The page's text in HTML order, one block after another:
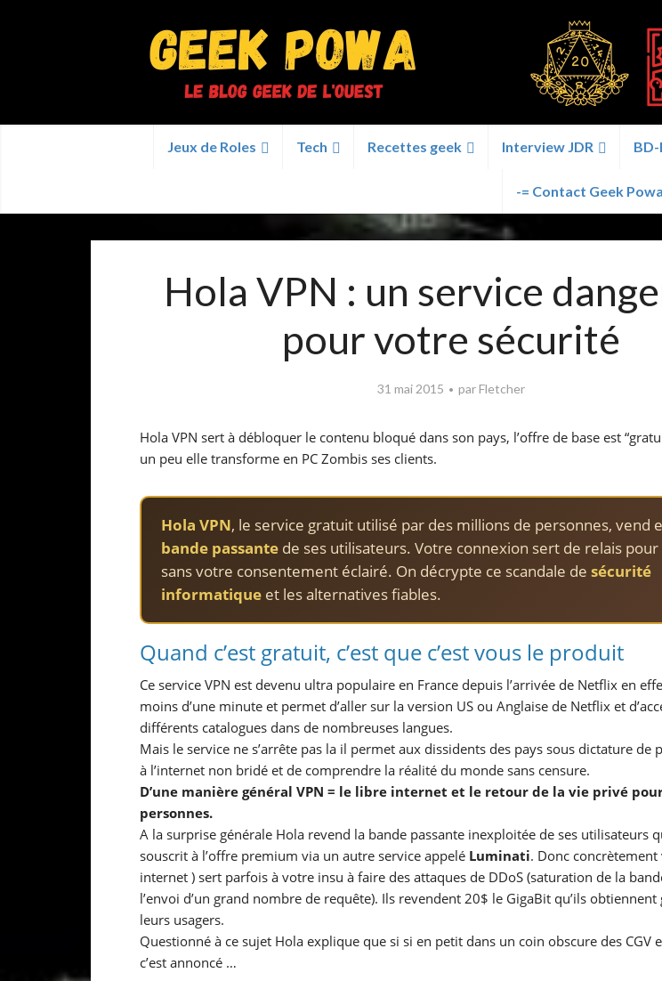
Jeux de Roles Tech Recettes geek Interview JDR
-= Contact Geek
Hola VPN : un service
pour votre sécurité
31 mai 2015 parFletcher
Hola VPN sert à débloquer le contenu bloqué dans son pays, l’offre de base est
un peu elle transforme en PC Zombis ses clients.
Hola VPN, le service gratuit utilisé par des millions de personnes, vend
bande passante de ses utilisateurs. Votre connexion sert de relais pour
sans votre consentement éclairé. On décrypte ce scandale de sécurité
informatique et les alternatives fiables.
Quand c’est gratuit, c’est que c’est vous le produit
Ce service VPN est devenu ultra populaire en France depuis l’arrivée de Netflix en
moins d’une minute et permet d’aller sur la version US ou Anglaise de Netflix et
différents catalogues dans de nombreuses langues.
Mais le service ne s’arrête pas la il permet aux dissidents des pays sous dictature de
à l’internet non bridé et de comprendre la réalité du monde sans censure.
D’une manière général VPN = le libre internet et le retour de la vie privé
personnes.
A la surprise générale Hola revend la bande passante inexploitée de ses utilisateurs
souscrit à l’offre premium via un autre service appelé Luminati. Donc concrètement
internet ) sert parfois à votre insu à faire des attaques de DDoS (saturation de la
l’envoi d’un grand nombre de requête). Ils revendent 20$ le GigaBit qu’ils
leurs usagers.
Questionné à ce sujet Hola explique que si si en petit dans un coin obscure des CGV
c’est annoncé …